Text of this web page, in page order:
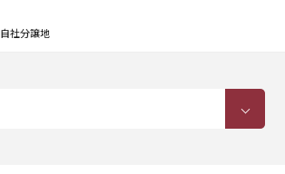
自社分譲地